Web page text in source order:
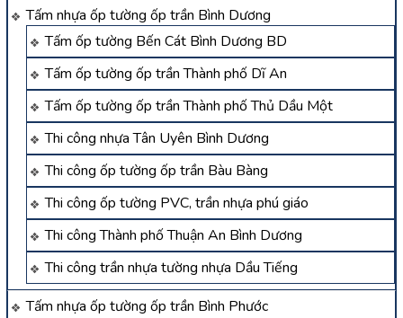
Tấm nhựa ốp tường ốp trần Bình Dương
Tấm ốp tường Bến Cát Bình Dương BD
Tấm ốp tường ốp trần Thành phố Dĩ An
Tấm ốp tường ốp trần Thành phố Thủ Dầu Một
Thi công nhựa Tân Uyên Bình Dương
Thi công ốp tường ốp trần Bàu Bàng
Thi công ốp tường PVC, trần nhựa phú giáo
Thi công Thành phố Thuận An Bình Dương
Thi công trần nhựa tường nhựa Dầu Tiếng
Tấm nhựa ốp tường ốp trần Bình Phước